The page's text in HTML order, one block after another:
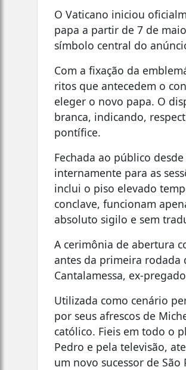
O Vaticano iniciou
papa a partir de 7 de
símbolo central do
Com a fixação da
ritos que antecedem o
eleger o novo papa. O
branca, indicando,
pontífice.
Fechada ao público
internamente para as
inclui o piso elevado
conclave, funcionam
absoluto sigilo e sem
A cerimônia de abertura
antes da primeira rodada
Cantalamessa, ex-
Utilizada como cenário
por seus afrescos de
católico. Fieis em todo o
Pedro e pela televisão,
um novo sucessor de São